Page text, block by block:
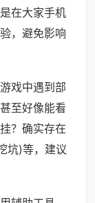
在大家手机
，避免影响
戏中遇到部
至好像能看
？确实存在
坑)等，建议